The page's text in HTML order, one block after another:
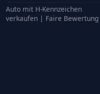
Auto mit H-Kennzeichen
verkaufen | Faire Bewertung